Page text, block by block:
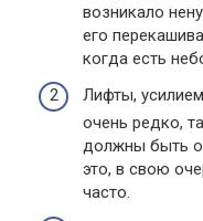
возникало
его
когда есть
Лифты,
очень редко,
должны быть
это, в свою
часто.